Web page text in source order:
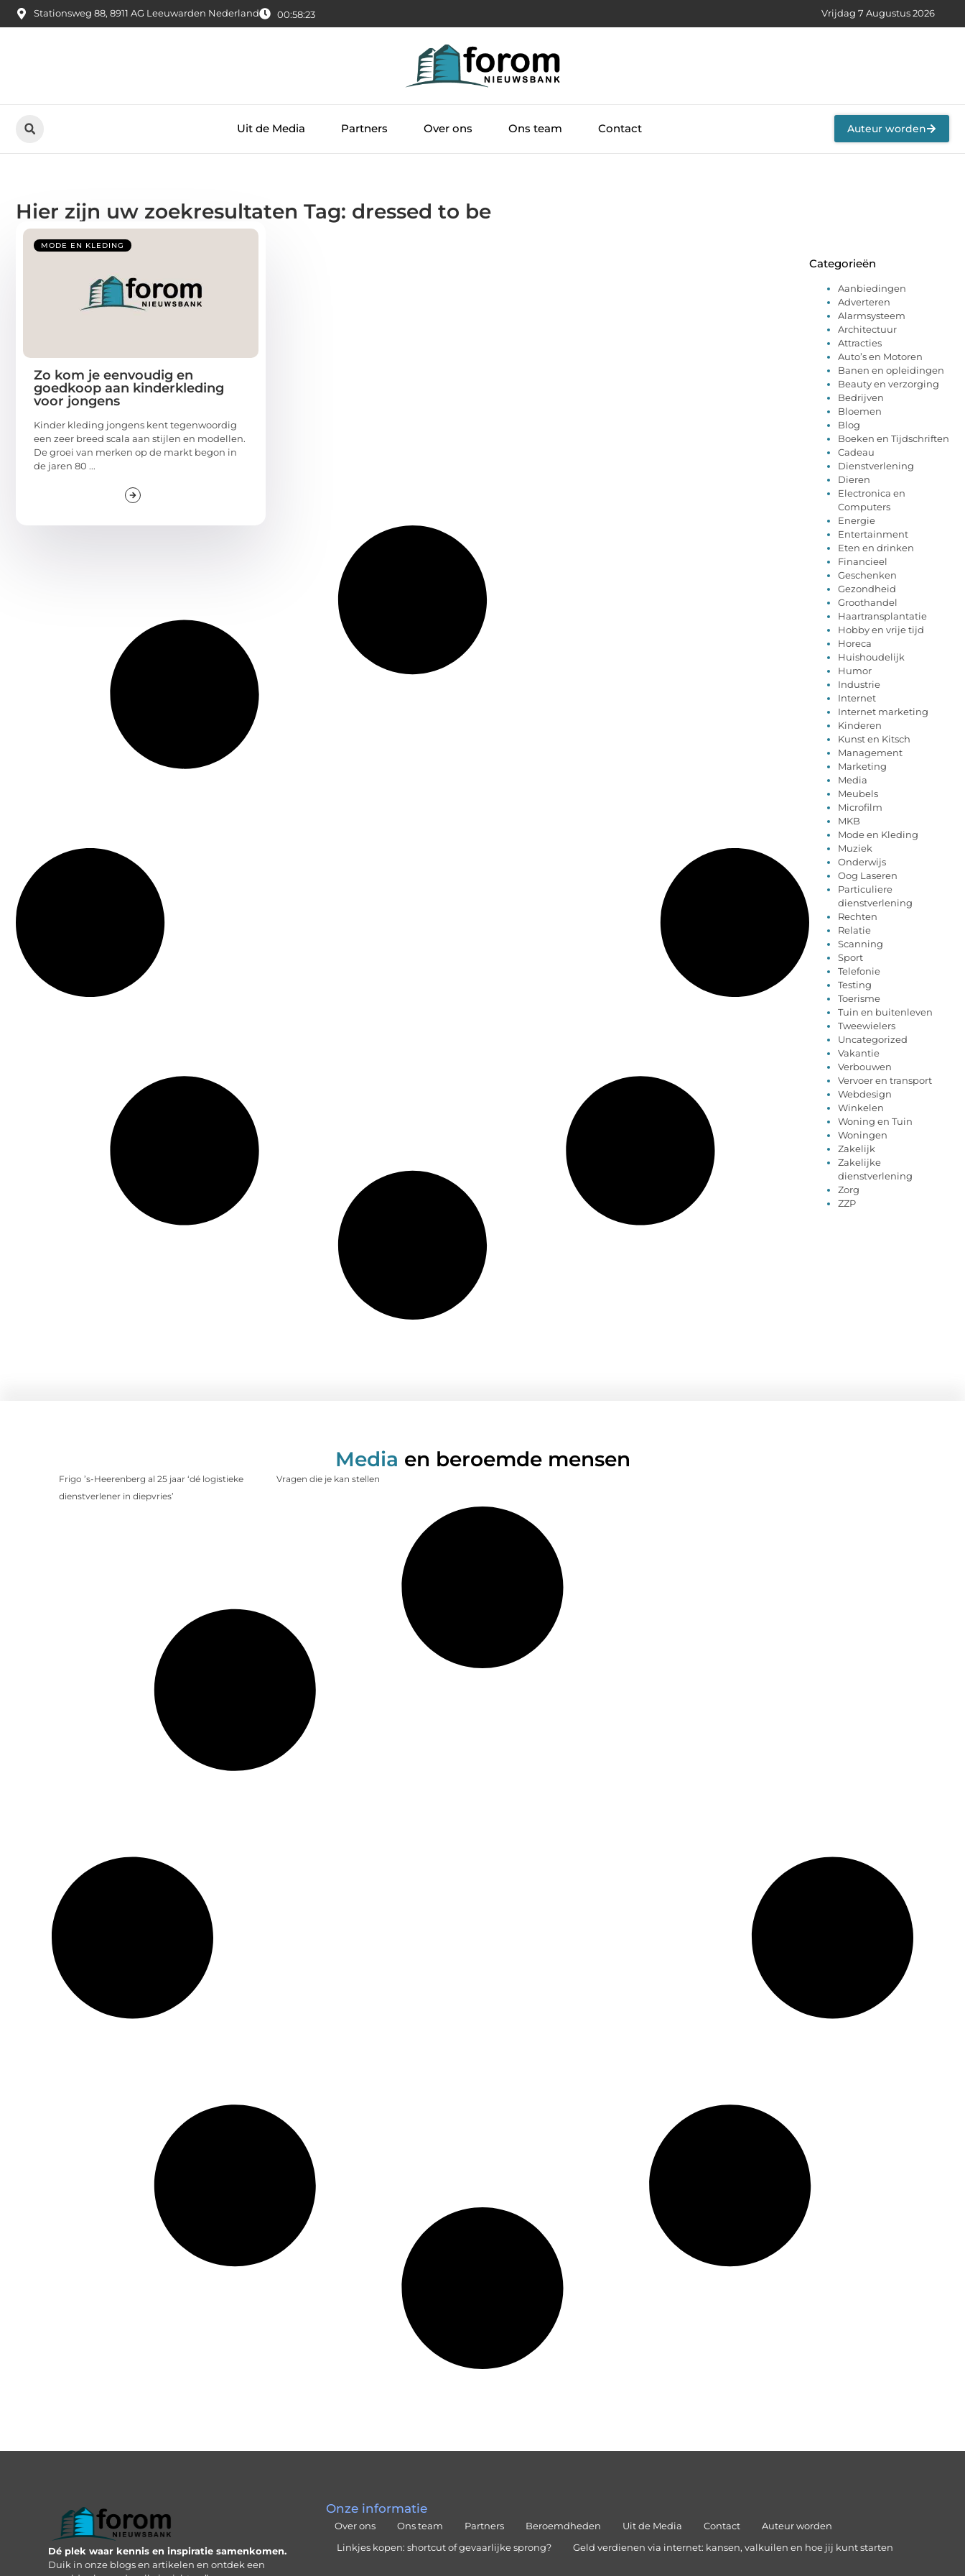
Stationsweg 88, 8911 AG Leeuwarden Nederland 00:58:24 Vrijdag 7 Augustus 2026
Uit de Media Partners Over ons Ons team Contact Auteur worden
Hier zijn uw zoekresultaten Tag: dressed to be
MODE EN KLEDING
Zo kom je eenvoudig en
goedkoop aan kinderkleding
voor jongens
Kinder kleding jongens kent tegenwoordig
een zeer breed scala aan stijlen en modellen.
De groei van merken op de markt begon in
de jaren 80 ...
Categorieën
Aanbiedingen
Adverteren
Alarmsysteem
Architectuur
Attracties
Auto’s en Motoren
Banen en opleidingen
Beauty en verzorging
Bedrijven
Bloemen
Blog
Boeken en Tijdschriften
Cadeau
Dienstverlening
Dieren
Electronica en
Computers
Energie
Entertainment
Eten en drinken
Financieel
Geschenken
Gezondheid
Groothandel
Haartransplantatie
Hobby en vrije tijd
Horeca
Huishoudelijk
Humor
Industrie
Internet
Internet marketing
Kinderen
Kunst en Kitsch
Management
Marketing
Media
Meubels
Microfilm
MKB
Mode en Kleding
Muziek
Onderwijs
Oog Laseren
Particuliere
dienstverlening
Rechten
Relatie
Scanning
Sport
Telefonie
Testing
Toerisme
Tuin en buitenleven
Tweewielers
Uncategorized
Vakantie
Verbouwen
Vervoer en transport
Webdesign
Winkelen
Woning en Tuin
Woningen
Zakelijk
Zakelijke
dienstverlening
Zorg
ZZP
Media en beroemde mensen
Frigo ’s-Heerenberg al 25 jaar ‘dé logistieke
dienstverlener in diepvries’
Vragen die je kan stellen
Dé plek waar kennis en inspiratie samenkomen.
Duik in onze blogs en artikelen en ontdek een
Onze informatie
Over ons Ons team Partners Beroemdheden Uit de Media Contact
Auteur worden
Linkjes kopen: shortcut of gevaarlijke sprong?
Geld verdienen via internet: kansen, valkuilen en hoe jij kunt starten